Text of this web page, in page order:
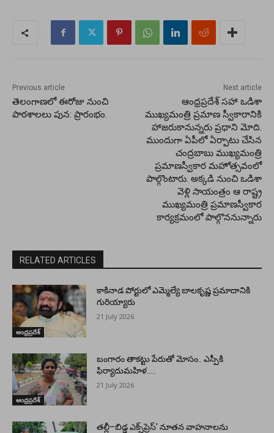
Previous article
తెలంగాణలో ఈరోజు నుంచి
పాఠశాలలు పున: ప్రారంభం.
Next article
ఆంధ్రప్రదేశ్ సహా ఒడిశా
ముఖ్యమంత్రి ప్రమాణ స్వీకారానికి
హాజరుకానున్నరు ప్రధాని మోది.
ముందుగా ఏపీలో ఏర్పాటు చేసిన
చంద్రబాబు ముఖ్యమంత్రి
ప్రమాణస్వీకార మహోత్సవంలో
పాల్గొంటారు. అక్కడి నుంచి ఒడిశా
వెళ్లి సాయంత్రం ఆ రాష్ట్ర
ముఖ్యమంత్రి ప్రమాణస్వీకార
కార్యక్రమంలో పాల్గొననున్నారు
RELATED ARTICLES
ఆంధ్రప్రదేశ్
కాకినాడ పోర్టులో ఎమ్మెల్యే బాలకృష్ణ ప్రమాదానికి
గురియ్యారు
21 July 2026
ఆంధ్రప్రదేశ్
బంగారం తాకట్టు పేరుతో మోసం.. ఎస్పీకి
ఫిర్యాదుమహిళ…..
21 July 2026
తల్లీ–బిడ్డ ఎక్స్‌ప్రెస్’ నూతన వాహనాలను